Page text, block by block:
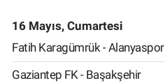
16 Mayıs, Cumartesi
Fatih Karagümrük - Alanyaspor
Gaziantep FK - Başakşehir